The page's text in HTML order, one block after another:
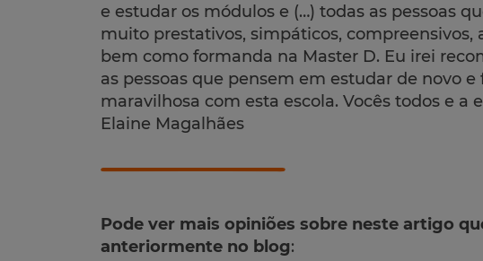
e estudar os módulos e (…) todas as pessoas
muito prestativos, simpáticos,
bem como formanda na Master D. Eu irei
as pessoas que pensem em estudar de novo
maravilhosa com esta escola. Vocês todos e a
Elaine Magalhães
Pode ver mais opiniões sobre neste artigo
anteriormente no blog: